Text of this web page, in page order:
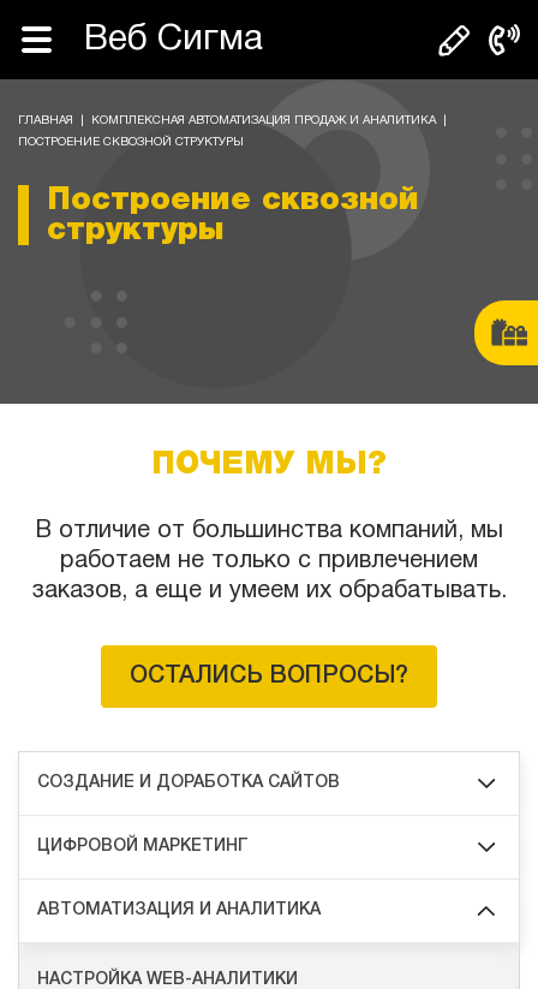
Веб Сигма
ГЛАВНАЯ КОМПЛЕКСНАЯ АВТОМАТИЗАЦИЯ ПРОДАЖ И АНАЛИТИКА
ПОСТРОЕНИЕ СКВОЗНОЙ СТРУКТУРЫ
Построение сквозной
структуры
ПОЧЕМУ МЫ?
В отличие от большинства компаний, мы
работаем не только с привлечением
заказов, а еще и умеем их обрабатывать.
ОСТАЛИСЬ ВОПРОСЫ?
СОЗДАНИЕ И ДОРАБОТКА САЙТОВ
ЦИФРОВОЙ МАРКЕТИНГ
АВТОМАТИЗАЦИЯ И АНАЛИТИКА
НАСТРОЙКА WEB-АНАЛИТИКИ